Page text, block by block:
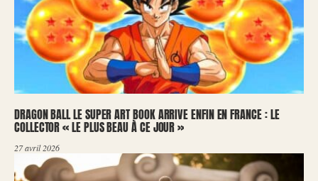
DRAGON BALL LE SUPER ART BOOK ARRIVE ENFIN EN FRANCE : LE
COLLECTOR « LE PLUS BEAU À CE JOUR »
27 avril 2026